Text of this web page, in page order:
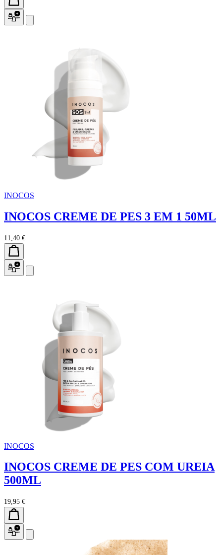
INOCOS
INOCOS CREME DE PES 3 EM 1 50ML
11,40 €
INOCOS
INOCOS CREME DE PES COM UREIA
500ML
19,95 €